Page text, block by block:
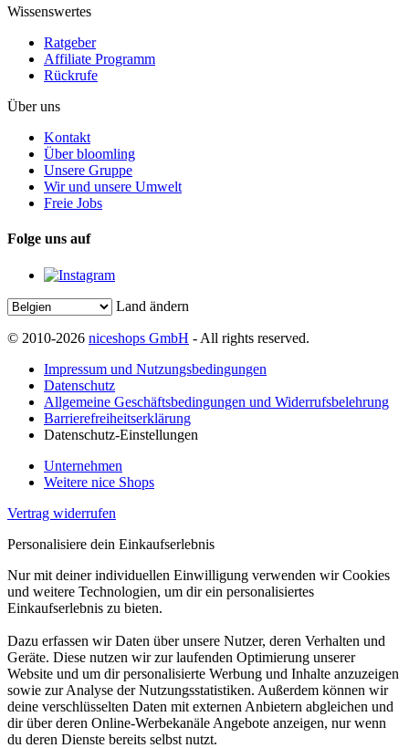
Wissenswertes
Ratgeber
Affiliate Programm
Rückrufe
Über uns
Kontakt
Über bloomling
Unsere Gruppe
Wir und unsere Umwelt
Freie Jobs
Folge uns auf
Land ändern
© 2010-2026 niceshops GmbH - All rights reserved.
Impressum und Nutzungsbedingungen
Datenschutz
Allgemeine Geschäftsbedingungen und Widerrufsbelehrung
Barrierefreiheitserklärung
Datenschutz-Einstellungen
Unternehmen
Weitere nice Shops
Vertrag widerrufen
Personalisiere dein Einkaufserlebnis
Nur mit deiner individuellen Einwilligung verwenden wir Cookies
und weitere Technologien, um dir ein personalisiertes
Einkaufserlebnis zu bieten.
Dazu erfassen wir Daten über unsere Nutzer, deren Verhalten und
Geräte. Diese nutzen wir zur laufenden Optimierung unserer
Website und um dir personalisierte Werbung und Inhalte anzuzeigen
sowie zur Analyse der Nutzungsstatistiken. Außerdem können wir
deine verschlüsselten Daten mit externen Anbietern abgleichen und
dir über deren Online-Werbekanäle Angebote anzeigen, nur wenn
du deren Dienste bereits selbst nutzt.